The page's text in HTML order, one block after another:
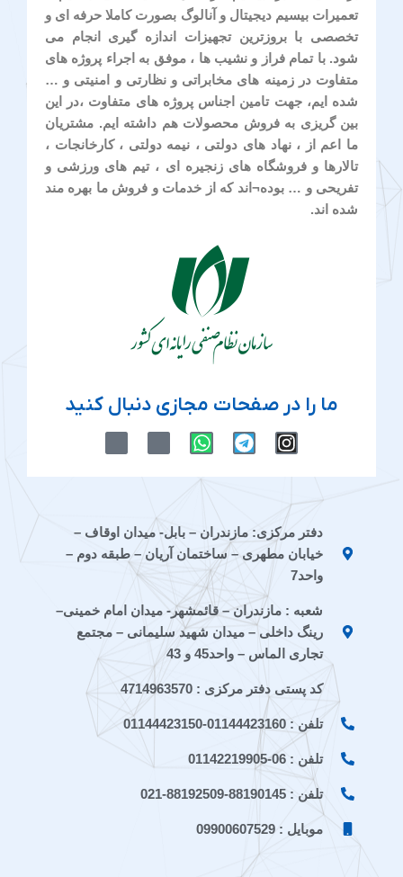
تعمیرات بیسیم دیجیتال و آنالوگ بصورت کاملا حرفه ای و
تخصصی با بروزترین تجهیزات اندازه گیری انجام می
شود. با تمام فراز و نشیب ها ، موفق به اجراء پروژه های
متفاوت در زمینه های مخابراتی و نظارتی و امنیتی و …
شده ایم، جهت تامین اجناس پروژه های متفاوت ،در این
بین گریزی به فروش محصولات هم داشته ایم. مشتریان
ما اعم از ، نهاد های دولتی ، نیمه دولتی ، کارخانجات ،
تالارها و فروشگاه های زنجیره ای ، تیم های ورزشی و
تفریحی و … بوده¬اند که از خدمات و فروش ما بهره مند
شده اند.
ما را در صفحات مجازی دنبال کنید
n
t
g
r
a
m
e
e
a
m
h
t
p
p
n
-
a
r
a
-
e
a
a
دفتر مرکزی: مازندران – بابل- میدان اوقاف –
خیابان مطهری – ساختمان آریان – طبقه دوم –
واحد7
شعبه : مازندران – قائمشهر- میدان امام خمینی–
رینگ داخلی – میدان شهید سلیمانی – مجتمع
تجاری الماس – واحد45 و 43
کد پستی دفتر مرکزی : 4714963570
تلفن : 01144423160-01144423150
تلفن : 06-01142219905
تلفن : 88190145-88192509-021
موبایل : 09900607529